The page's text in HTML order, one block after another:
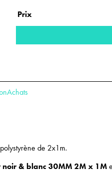
Prix
Achats
de 2x1m.
& blanc 30MM 2M x 1M